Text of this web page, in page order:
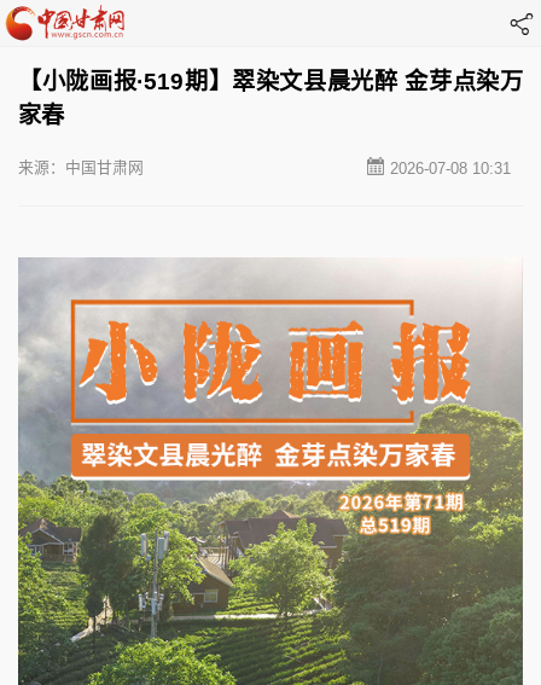
【小陇画报·519期】翠染文县晨光醉 金芽点染万
家春
2026-07-08 10:31
来源：中国甘肃网